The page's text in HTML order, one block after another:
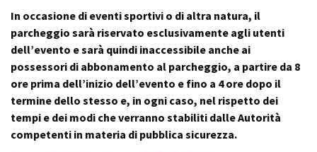
In occasione di eventi sportivi o di altra natura, il
parcheggio sarà riservato esclusivamente agli utenti
dell’evento e sarà quindi inaccessibile anche ai
possessori di abbonamento al parcheggio, a partire da 8
ore prima dell’inizio dell’evento e fino a 4 ore dopo il
termine dello stesso e, in ogni caso, nel rispetto dei
tempi e dei modi che verranno stabiliti dalle Autorità
competenti in materia di pubblica sicurezza.